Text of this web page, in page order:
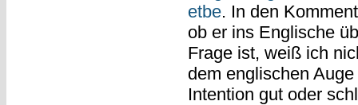
etbe. In den
ob er ins Englische
Frage ist, weiß ich
dem englischen
Intention gut oder